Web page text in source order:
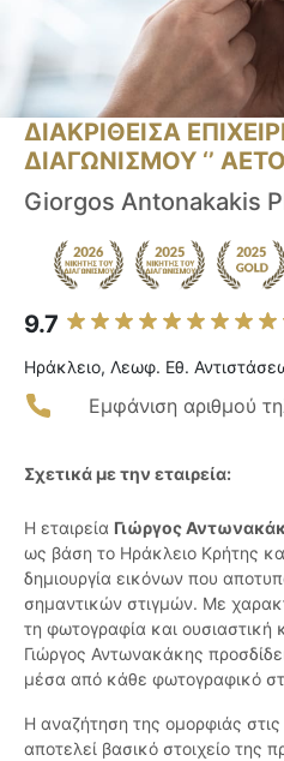
ΔΙΑΚΡΙΘΕΙΣΑ
ΔΙΑΓΩΝΙΣΜΟΥ ‘’ ΑΕΤΟΙ
Giorgos Antonakakis
9.7
Ηράκλειο, Λεωφ. Εθ.
Εμφάνιση αριθμού
Σχετικά με την εταιρεία:
Η εταιρεία Γιώργος
ως βάση το Ηράκλειο Κρήτης
δημιουργία εικόνων που
σημαντικών στιγμών. Με
τη φωτογραφία και ουσιαστική
Γιώργος Αντωνακάκης
μέσα από κάθε φωτογραφικό
Η αναζήτηση της ομορφιάς
αποτελεί βασικό στοιχείο της